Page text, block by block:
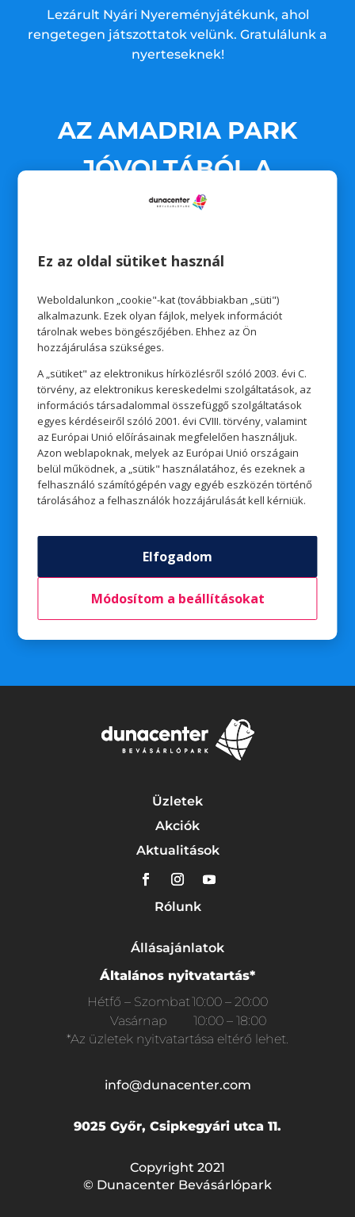
Lezárult Nyári Nyereményjátékunk, ahol
rengetegen játszottatok velünk. Gratulálunk a
nyerteseknek!
AZ AMADRIA PARK
JÓVOLTÁBÓL A
HORVÁTORSZÁGI
AZ ELEKTROMOS ROLLER
NYERTESE:
Tóth Attila
Fuhrman Klára
A szerencsés nyertesekkel e-mailben vesszük fel a
kapcsolatot a nyereményátvétel részleteveivel
Üzletek
Akciók
Aktualitások
Rólunk
Állásajánlatok
Általános nyitvatartás*
Hétfő – Szombat10:00 – 20:00
Vasárnap
10:00 – 18:00
*Az üzletek nyitvatartása eltérő lehet.
info@dunacenter.com
9025 Győr, Csipkegyári utca 11.
Copyright 2021
© Dunacenter Bevásárlópark
Ez az oldal sütiket használ
Weboldalunkon „cookie"-kat (továbbiakban „süti")
alkalmazunk. Ezek olyan fájlok, melyek információt
tárolnak webes böngészőjében. Ehhez az Ön
hozzájárulása szükséges.
A „sütiket" az elektronikus hírközlésről szóló 2003. évi C.
törvény, az elektronikus kereskedelmi szolgáltatások, az
információs társadalommal összefüggő szolgáltatások
egyes kérdéseiről szóló 2001. évi CVIII. törvény, valamint
az Európai Unió előírásainak megfelelően használjuk.
Azon weblapoknak, melyek az Európai Unió országain
belül működnek, a „sütik" használatához, és ezeknek a
felhasználó számítógépén vagy egyéb eszközén történő
tárolásához a felhasználók hozzájárulását kell kérniük.
Elfogadom
Módosítom a beállításokat